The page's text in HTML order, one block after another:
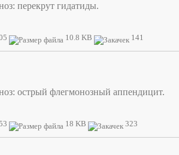
перекрут гидатиды.
10.8 KB 141
острый флегмонозный аппендицит.
18 KB 323